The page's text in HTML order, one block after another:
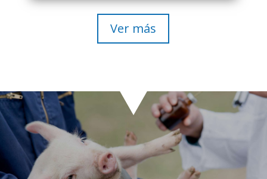
Ver más